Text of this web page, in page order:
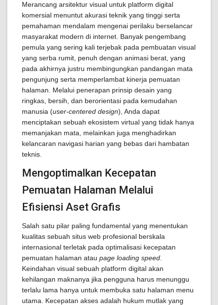
Merancang arsitektur visual untuk platform digital
komersial menuntut akurasi teknik yang tinggi serta
pemahaman mendalam mengenai perilaku berselancar
masyarakat modern di internet. Banyak pengembang
pemula yang sering kali terjebak pada pembuatan visual
yang serba rumit, penuh dengan animasi berat, yang
pada akhirnya justru membingungkan pandangan mata
pengunjung serta memperlambat kinerja pemuatan
halaman. Melalui penerapan prinsip desain yang
ringkas, bersih, dan berorientasi pada kemudahan
manusia (user-centered design), Anda dapat
menciptakan sebuah ekosistem virtual yang tidak hanya
memanjakan mata, melainkan juga menghadirkan
kelancaran navigasi harian yang bebas dari hambatan
teknis.
Mengoptimalkan Kecepatan
Pemuatan Halaman Melalui
Efisiensi Aset Grafis
Salah satu pilar paling fundamental yang menentukan
kualitas sebuah situs web profesional berskala
internasional terletak pada optimalisasi kecepatan
pemuatan halaman atau page loading speed
Keindahan visual sebuah platform digital akan
kehilangan maknanya jika pengguna harus menunggu
terlalu lama hanya untuk membuka satu halaman menu
utama. Kecepatan akses adalah hukum mutlak yang